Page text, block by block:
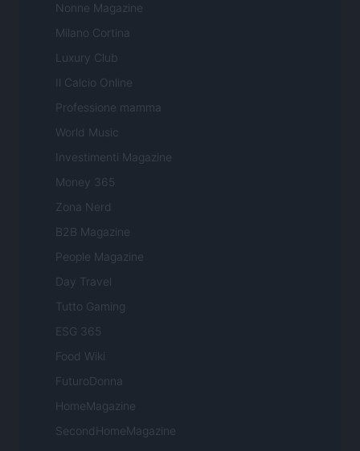
Nonne Magazine
Milano Cortina
Luxury Club
Il Calcio Online
Professione mamma
World Music
Investimenti Magazine
Money 365
Zona Nerd
B2B Magazine
People Magazine
Day Travel
Tutto Gaming
ESG 365
Food Wiki
FuturoDonna
HomeMagazine
SecondHomeMagazine